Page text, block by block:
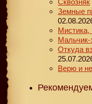
Земные
Мистика,
Мальчик-
Откуда
Верю и